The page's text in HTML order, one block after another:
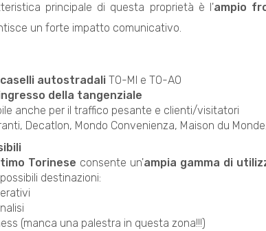
principale di questa proprietà è l'ampio
un forte impatto comunicativo.
autostradaliTO-MI e TO-AO
della tangenziale
anche per il traffico pesante e clienti/visitatori
Decatlon, Mondo Convenienza, Maison du
Torinese consente un'ampia gamma di
destinazioni:
(manca una palestra in questa zona!!!)